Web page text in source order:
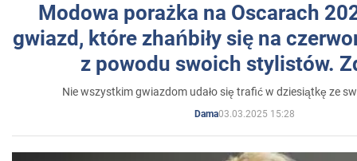
Modowa porażka na Oscarach
gwiazd, które zhańbiły się na
z powodu swoich stylistów.
Nie wszystkim gwiazdom udało się trafić w dziesiątkę ze
Dama03.03.2025 15:28